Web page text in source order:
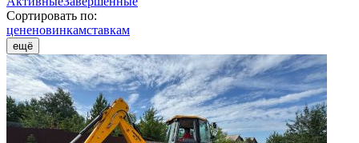
Сортировать по:
цененовинкамставкам
ещё